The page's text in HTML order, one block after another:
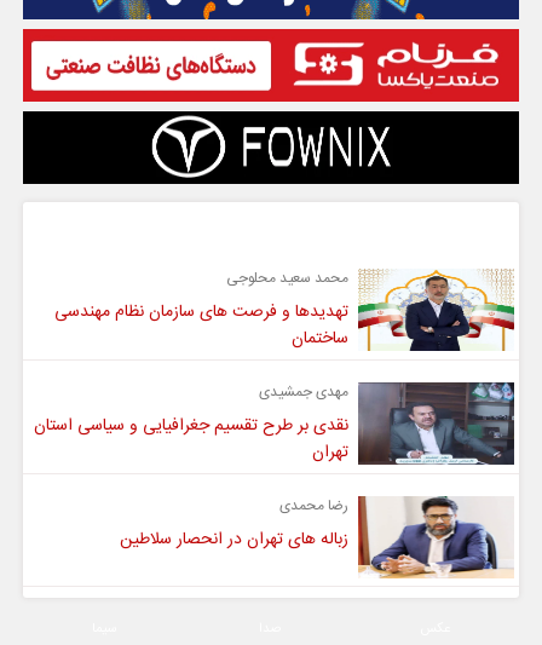
محمد سعید محلوجی
تهدیدها و فرصت های سازمان نظام مهندسی
ساختمان
مهدی جمشیدی
نقدی بر طرح تقسیم جغرافیایی و سیاسی استان
تهران
رضا محمدی
زباله های تهران در انحصار سلاطین